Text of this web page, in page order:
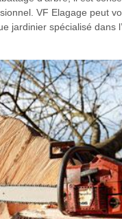
VF Elagage peut
jardinier spécialisé dans